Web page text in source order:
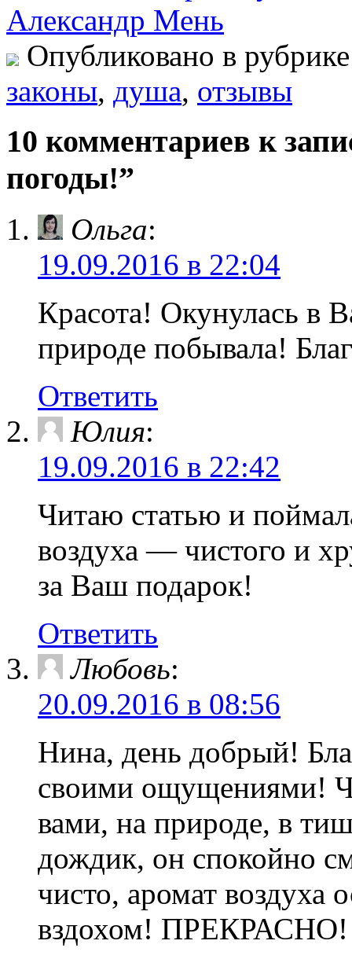
Александр Мень
Опубликовано в
законы, душа, отзывы
10 комментариев к
погоды!”
Ольга:
19.09.2016 в 22:04
Красота! Окунулась в
природе побывала!
Ответить
Юлия:
19.09.2016 в 22:42
Читаю статью и
воздуха — чистого и
за Ваш подарок!
Ответить
Любовь:
20.09.2016 в 08:56
Нина, день добрый!
своими ощущениями!
вами, на природе, в
дождик, он спокойно
чисто, аромат воздуха
вздохом! ПРЕКРАСНО!